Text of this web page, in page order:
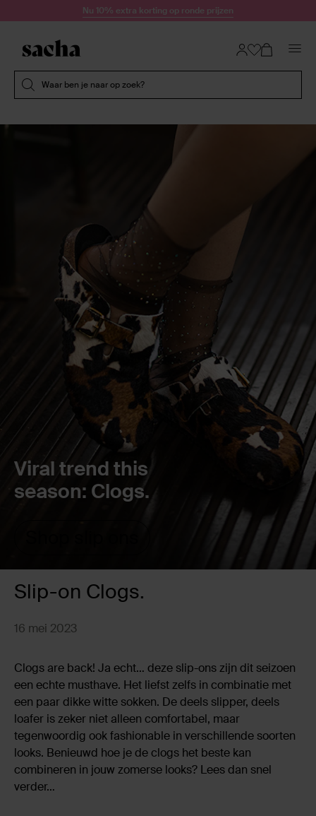
Doorgaan naar artikelNu 10% extra korting op ronde prijzen
Waar ben je naar op zoek?
Slip-on Clogs.
16 mei 2023
Viral trend this
season: Clogs.
Clogs are back! Ja echt… deze slip-ons zijn dit seizoen
een echte musthave. Het liefst zelfs in combinatie met
een paar dikke witte sokken. De deels slipper, deels
loafer is zeker niet alleen comfortabel, maar
tegenwoordig ook fashionable in verschillende soorten
looks. Benieuwd hoe je de clogs het beste kan
combineren in jouw zomerse looks? Lees dan snel
verder…